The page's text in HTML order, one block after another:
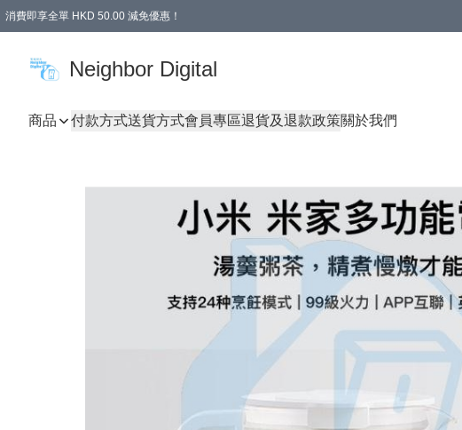
消費即享全單 HKD 50.00 減免優惠！
Neighbor Digital
商品 付款方式送貨方式會員專區退貨及退款政策關於我們